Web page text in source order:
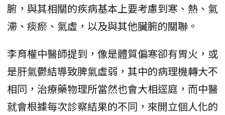
腑，與其相關的疾病基本上要考慮到寒、熱、氣
滯、痰瘀、氣虛，以及與其他臟腑的關聯。
李育權中醫師提到，像是體質偏寒卻有胃火，或
是肝氣鬱結導致脾氣虛弱，其中的病理機轉大不
相同，治療藥物理所當然也會大相逕庭，而中醫
就會根據每次診察結果的不同，來開立個人化的